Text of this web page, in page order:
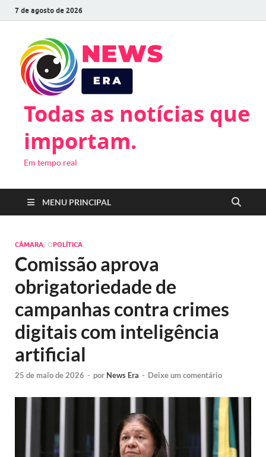
7 de agosto de 2026
Todas as notícias que
importam.
Em tempo real
MENU PRINCIPAL
CÂMARA/ OPOLÍTICA
Comissão aprova
obrigatoriedade de
campanhas contra crimes
digitais com inteligência
artificial
25 de maio de 2026 - por News Era - Deixe um comentário